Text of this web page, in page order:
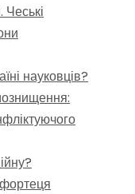
науковців?